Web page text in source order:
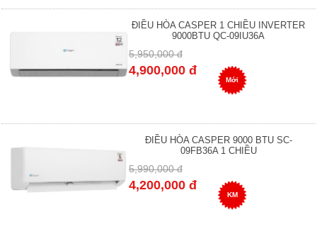
ĐIỀU HÒA CASPER 1 CHIỀU INVERTER
9000BTU QC-09IU36A
5,950,000 đ
4,900,000 đ
Mới
ĐIỀU HÒA CASPER 9000 BTU SC-
09FB36A 1 CHIỀU
5,990,000 đ
4,200,000 đ
KM